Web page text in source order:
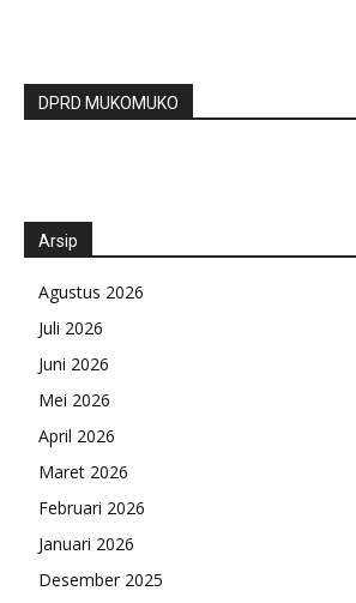
DPRD MUKOMUKO
Arsip
Agustus 2026
Juli 2026
Juni 2026
Mei 2026
April 2026
Maret 2026
Februari 2026
Januari 2026
Desember 2025